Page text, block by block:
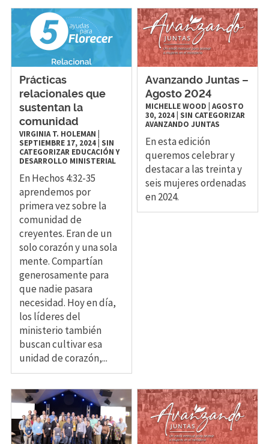
Prácticas
relacionales que
sustentan la
comunidad
VIRGINIA T. HOLEMAN
SEPTIEMBRE 17, 2024| SIN
CATEGORIZAR EDUCACIÓN Y
DESARROLLO MINISTERIAL
En Hechos 4:32-35
aprendemos por
primera vez sobre la
comunidad de
creyentes. Eran de un
solo corazón y una sola
mente. Compartían
generosamente para
que nadie pasara
necesidad. Hoy en día,
los líderes del
ministerio también
buscan cultivar esa
unidad de corazón,...
Avanzando Juntas –
Agosto 2024
MICHELLE WOOD |AGOSTO
30, 2024 SIN CATEGORIZAR
AVANZANDO JUNTAS
En esta edición
queremos celebrar y
destacar a las treinta y
seis mujeres ordenadas
en 2024.